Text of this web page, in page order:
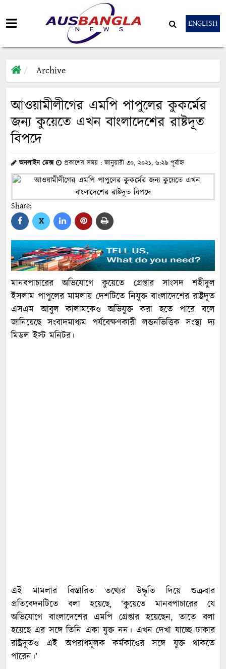
ENGLISH
Archive
আওয়ামীলীগের এমপি পাপুলের কুকর্মের
জন্য কুয়েতে এখন বাংলাদেশের রাষ্টদূত
বিপদে
অনলাইন ডেক্স প্রকাশের সময় : জানুয়ারী ৩০, ২০২১, ৬:২৯ পূর্বাহ্ন
Share:
X
মানবপাচারের অভিযোগে কুয়েতে গ্রেপ্তার সাংসদ শহীদুল
ইসলাম পাপুলের মামলায় দেশটিতে নিযুক্ত বাংলাদেশের রাষ্ট্রদূত
এসএম আবুল কালামকেও অভিযুক্ত করা হতে পারে বলে
জানিয়েছে সংবাদমাধ্যম পর্যবেক্ষণকারী লন্ডনভিত্তিক সংস্থা দ্য
মিডল ইস্ট মনিটর।
এই মামলার বিস্তারিত তথ্যের উদ্ধৃতি দিয়ে শুক্রবার
প্রতিবেদনটিতে বলা হয়েছে, ‘কুয়েতে মানবপাচারের যে
অভিযোগে বাংলাদেশের এমপি গ্রেপ্তার হয়েছেন, তাতে বলা
হয়েছে এর সঙ্গে তিনি একা যুক্ত নন। এখন দেখা যাচ্ছে ঢাকার
রাষ্ট্রদূতও এই অপরাধমূলক কর্মকাণ্ডের সঙ্গে যুক্ত থাকতে
পারেন।’